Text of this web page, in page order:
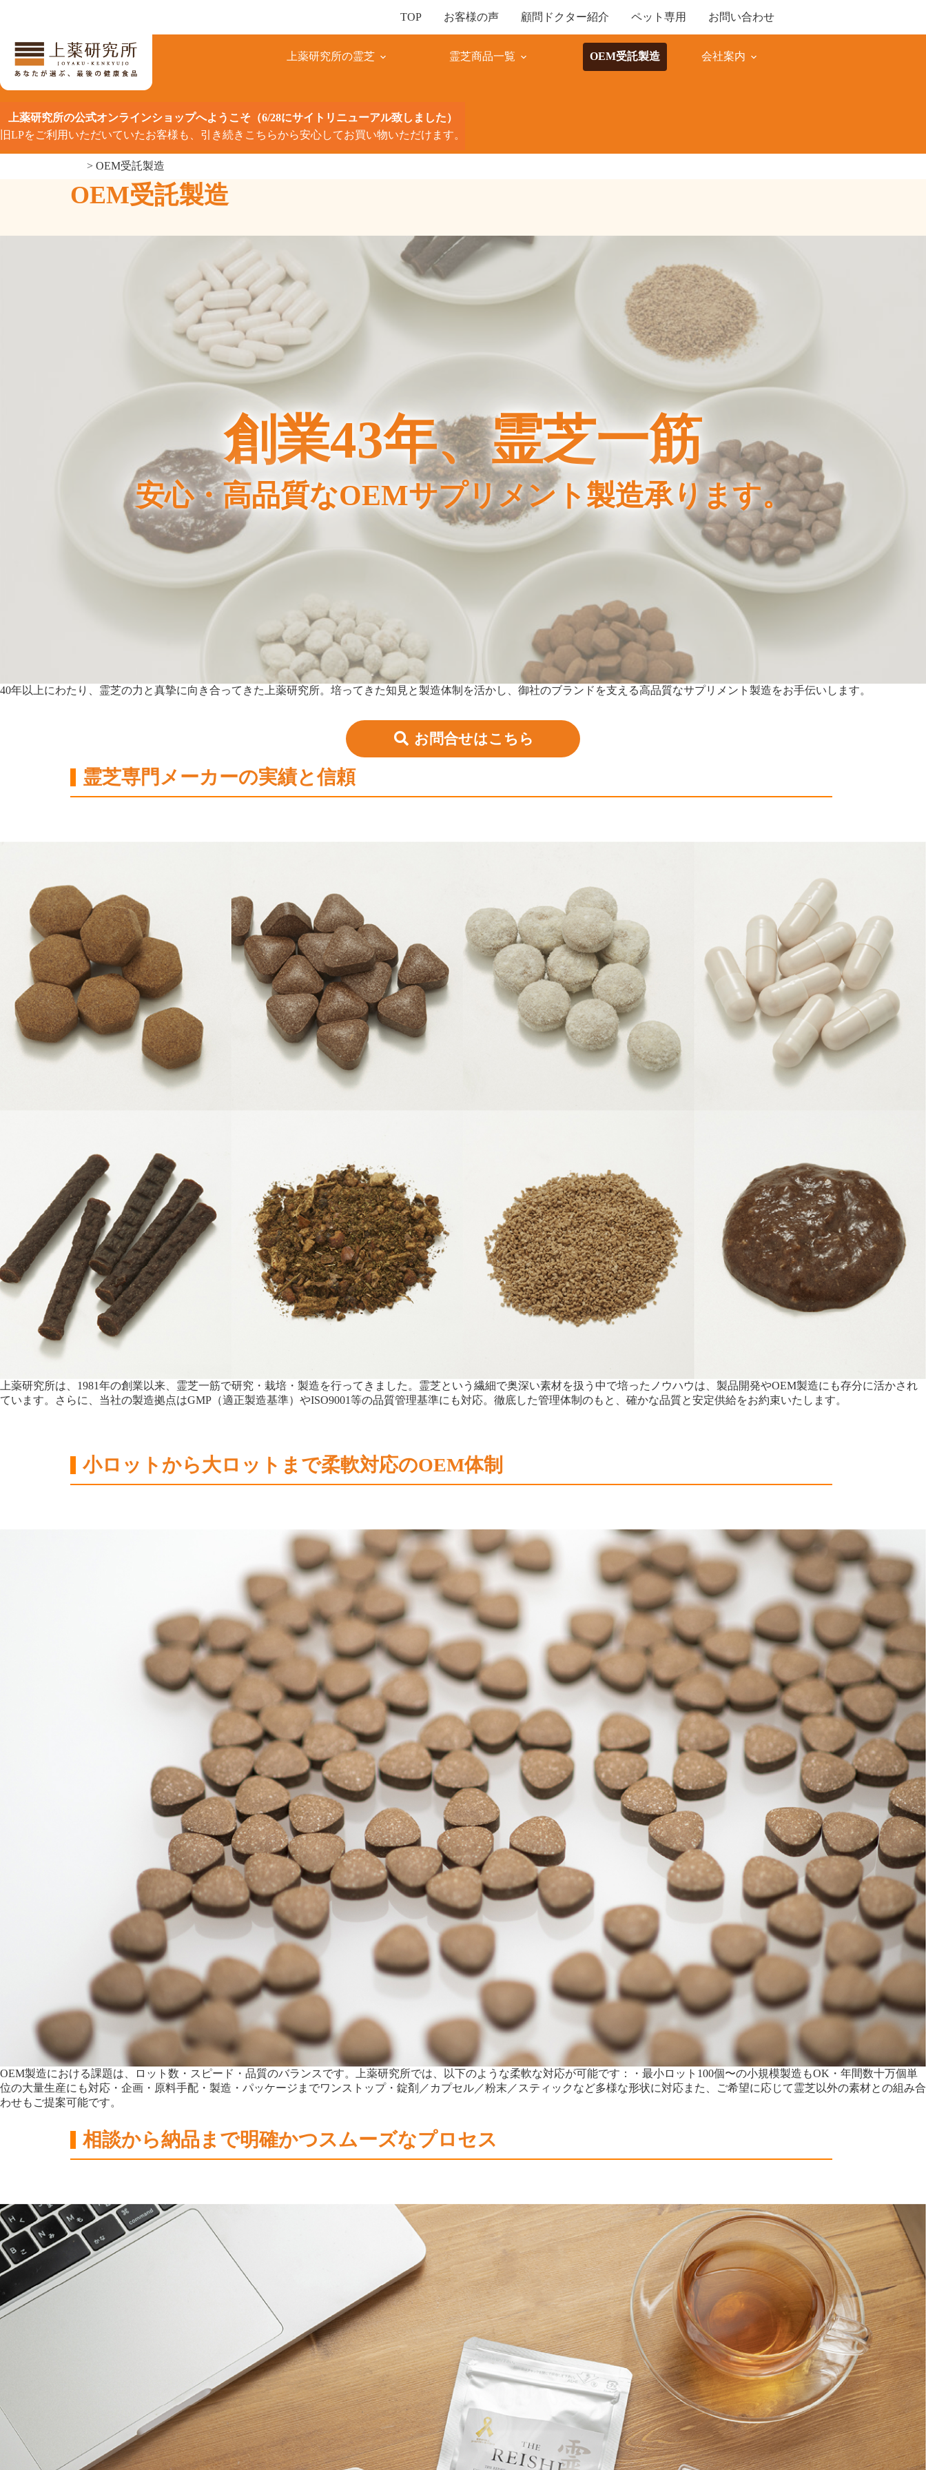
ス
ッ
プ
TOP お客様の声 顧問ドクター紹介 ペット専用 お問い合わせ
上薬研究所の霊芝 霊芝商品一覧 OEM受託製造 会社案内
上薬研究所の公式オンラインショップへようこそ（6/28にサイトリニューアル致しました）
旧LPをご利用いただいていたお客様も、引き続きこちらから安心してお買い物いただけます。
> OEM受託製造
OEM受託製造
創業43年、霊芝一筋
安心・高品質なOEMサプリメント製造承ります。
40年以上にわたり、霊芝の力と真摯に向き合ってきた上薬研究所。培ってきた知見と製造体制を活かし、御社のブランドを支える高品質なサプリメント製造をお手伝いします。
お問合せはこちら
霊芝専門メーカーの実績と信頼
上薬研究所は、1981年の創業以来、霊芝一筋で研究・栽培・製造を行ってきました。霊芝という繊細で奥深い素材を扱う中で培ったノウハウは、製品開発やOEM製造にも存分に活かされ
ています。さらに、当社の製造拠点はGMP（適正製造基準）やISO9001等の品質管理基準にも対応。徹底した管理体制のもと、確かな品質と安定供給をお約束いたします。
小ロットから大ロットまで柔軟対応のOEM体制
OEM製造における課題は、ロット数・スピード・品質のバランスです。上薬研究所では、以下のような柔軟な対応が可能です：・最小ロット100個〜の小規模製造もOK・年間数十万個単
位の大量生産にも対応・企画・原料手配・製造・パッケージまでワンストップ・錠剤／カプセル／粉末／スティックなど多様な形状に対応また、ご希望に応じて霊芝以外の素材との組み合
わせもご提案可能です。
相談から納品まで明確かつスムーズなプロセス